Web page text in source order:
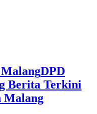
DPD
Berita Terkini
Malang